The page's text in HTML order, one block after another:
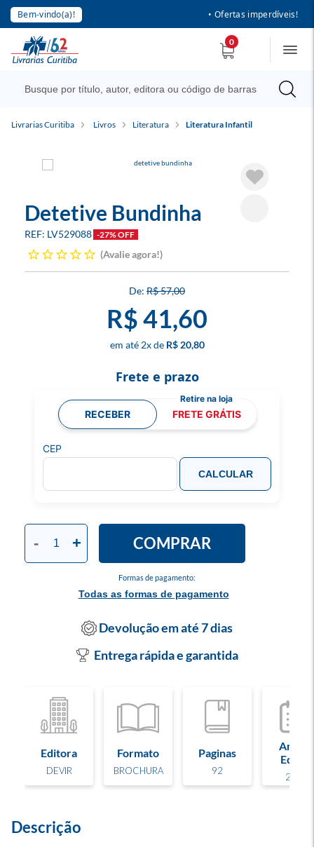
Bem-vindo(a)! • Ofertas imperdíveis!
0
Livrarias Curitiba Livros Literatura Literatura Infantil
Detetive Bundinha
LV529088 -27% OFF
Avalie agora!
R$ 57,00
R$ 41,60
2x R$ 20,80
Formas de pagamento:
Todas as formas de pagamento
- + COMPRAR
Frete e prazo
RECEBER FRETE GRÁTIS
CEP
CALCULAR
Devolução em até 7 dias
Entrega rápida e garantida
Editora
DEVIR
Formato
BROCHURA
Paginas
92
Ano de
Edição
2025
Descrição